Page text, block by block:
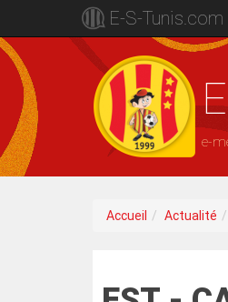
E-S-Tunis.com
e-
Accueil Actualité